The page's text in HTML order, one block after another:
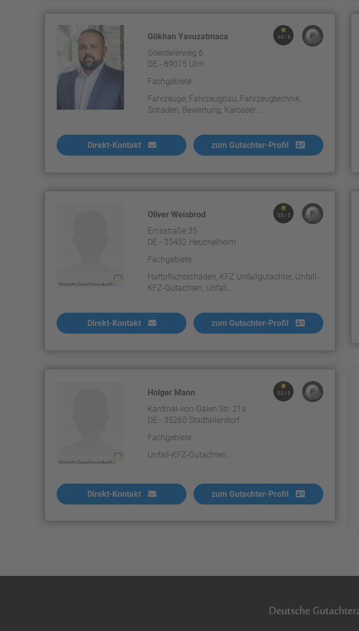
5.0 / 5
Gökhan Yavuzatmaca
Goerdelerweg 6
DE - 89075 Ulm
Fachgebiete:
Fahrzeuge, Fahrzeugbau, Fahrzeugtechnik,
Schäden, Bewertung, Karosser...
Direkt-Kontakt zum Gutachter-Profil
5.0 / 5
Oliver Weisbrod
Ernsstraße 35
DE - 35452 Heuchelheim
Fachgebiete:
Haftpflichtschäden, KFZ Unfallgutachter, Unfall-
KFZ-Gutachten, Unfall...
Direkt-Kontakt zum Gutachter-Profil
5.0 / 5
Holger Mann
Kardinal-von-Galen Str. 21a
DE - 35260 Stadtallendorf
Fachgebiete:
Unfall-KFZ-Gutachten, ...
Direkt-Kontakt zum Gutachter-Profil